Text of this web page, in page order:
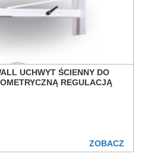
UCHWYT ŚCIENNY DO
REGULACJĄ
WROCŁAW
ZOBACZ